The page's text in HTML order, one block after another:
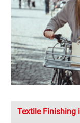
Textile Finishing